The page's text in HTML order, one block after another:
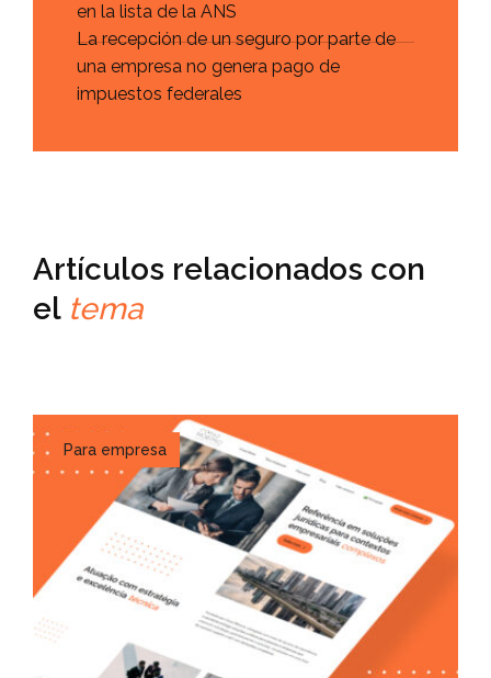
en la lista de la ANS
La recepción de un seguro por parte de
una empresa no genera pago de
impuestos federales
Artículos relacionados con
el tema
Para empresa